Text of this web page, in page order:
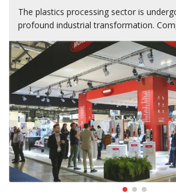
The plastics processing sector is
profound industrial transformation.